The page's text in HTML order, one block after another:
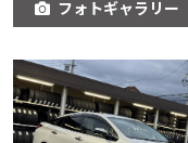
フォトギャラリー